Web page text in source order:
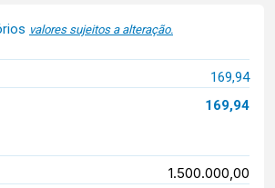
valores sujeitos a alteração.
169,94
169,94
1.500.000,00